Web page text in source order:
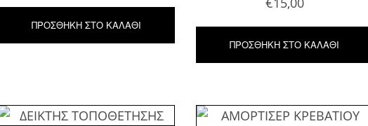
ΠΡΟΣΘΉΚΗ ΣΤΟ ΚΑΛΆΘΙ
ΠΡΟΣΘΉΚΗ ΣΤΟ ΚΑΛΆΘΙ